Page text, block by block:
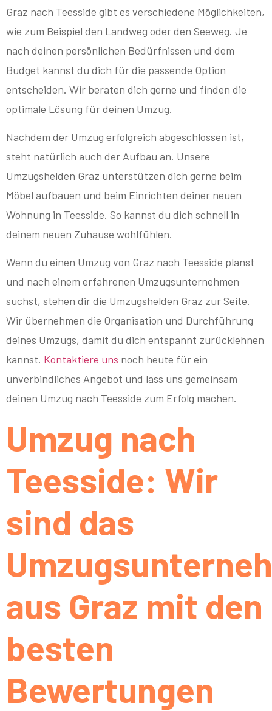
Graz nach Teesside gibt es verschiedene Möglichkeiten,
wie zum Beispiel den Landweg oder den Seeweg. Je
nach deinen persönlichen Bedürfnissen und dem
Budget kannst du dich für die passende Option
entscheiden. Wir beraten dich gerne und finden die
optimale Lösung für deinen Umzug.
Nachdem der Umzug erfolgreich abgeschlossen ist,
steht natürlich auch der Aufbau an. Unsere
Umzugshelden Graz unterstützen dich gerne beim
Möbel aufbauen und beim Einrichten deiner neuen
Wohnung in Teesside. So kannst du dich schnell in
deinem neuen Zuhause wohlfühlen.
Wenn du einen Umzug von Graz nach Teesside planst
und nach einem erfahrenen Umzugsunternehmen
suchst, stehen dir die Umzugshelden Graz zur Seite.
Wir übernehmen die Organisation und Durchführung
deines Umzugs, damit du dich entspannt zurücklehnen
kannst. Kontaktiere uns noch heute für ein
unverbindliches Angebot und lass uns gemeinsam
deinen Umzug nach Teesside zum Erfolg machen.
Umzug nach
Teesside: Wir
sind das
aus Graz mit den
besten
Bewertungen